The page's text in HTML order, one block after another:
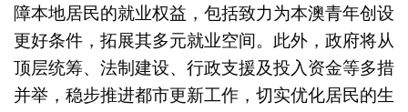
障本地居民的就业权益，包括致力为本澳青年创设
更好条件，拓展其多元就业空间。此外，政府将从
顶层统筹、法制建设、行政支援及投入资金等多措
并举，稳步推进都市更新工作，切实优化居民的生